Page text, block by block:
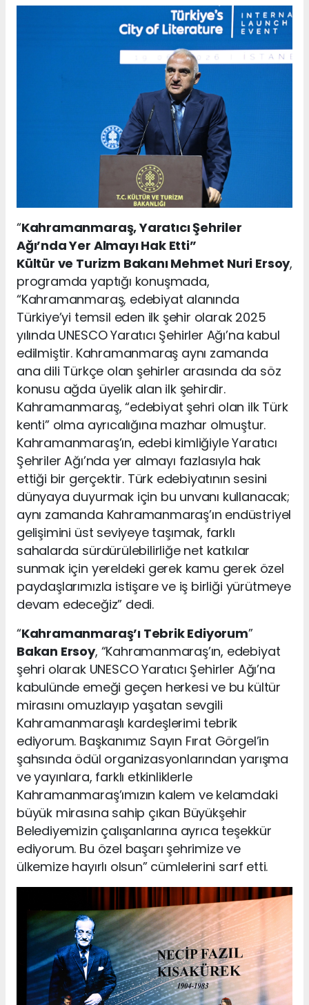
“Kahramanmaraş, Yaratıcı Şehriler
Ağı’nda Yer Almayı Hak Etti”
Kültür ve Turizm Bakanı Mehmet Nuri Ersoy,
programda yaptığı konuşmada,
“Kahramanmaraş, edebiyat alanında
Türkiye’yi temsil eden ilk şehir olarak 2025
yılında UNESCO Yaratıcı Şehirler Ağı’na kabul
edilmiştir. Kahramanmaraş aynı zamanda
ana dili Türkçe olan şehirler arasında da söz
konusu ağda üyelik alan ilk şehirdir.
Kahramanmaraş, “edebiyat şehri olan ilk Türk
kenti” olma ayrıcalığına mazhar olmuştur.
Kahramanmaraş’ın, edebi kimliğiyle Yaratıcı
Şehriler Ağı’nda yer almayı fazlasıyla hak
ettiği bir gerçektir. Türk edebiyatının sesini
dünyaya duyurmak için bu unvanı kullanacak;
aynı zamanda Kahramanmaraş’ın endüstriyel
gelişimini üst seviyeye taşımak, farklı
sahalarda sürdürülebilirliğe net katkılar
sunmak için yereldeki gerek kamu gerek özel
paydaşlarımızla istişare ve iş birliği yürütmeye
devam edeceğiz” dedi.
“Kahramanmaraş’ı Tebrik Ediyorum”
Bakan Ersoy, “Kahramanmaraş’ın, edebiyat
şehri olarak UNESCO Yaratıcı Şehirler Ağı’na
kabulünde emeği geçen herkesi ve bu kültür
mirasını omuzlayıp yaşatan sevgili
Kahramanmaraşlı kardeşlerimi tebrik
ediyorum. Başkanımız Sayın Fırat Görgel’in
şahsında ödül organizasyonlarından yarışma
ve yayınlara, farklı etkinliklerle
Kahramanmaraş’ımızın kalem ve kelamdaki
büyük mirasına sahip çıkan Büyükşehir
Belediyemizin çalışanlarına ayrıca teşekkür
ediyorum. Bu özel başarı şehrimize ve
ülkemize hayırlı olsun” cümlelerini sarf etti.